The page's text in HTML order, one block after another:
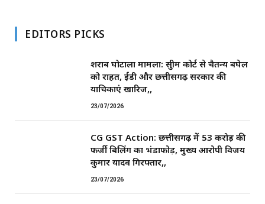
EDITORS PICKS
शराब घोटाला मामला: सुप्रीम कोर्ट से चैतन्य बघेल
को राहत, ईडी और छत्तीसगढ़ सरकार की
याचिकाएं खारिज,,
23/07/2026
CG GST Action: छत्तीसगढ़ में 53 करोड़ की
फर्जी बिलिंग का भंडाफोड़, मुख्य आरोपी विजय
कुमार यादव गिरफ्तार,,
23/07/2026